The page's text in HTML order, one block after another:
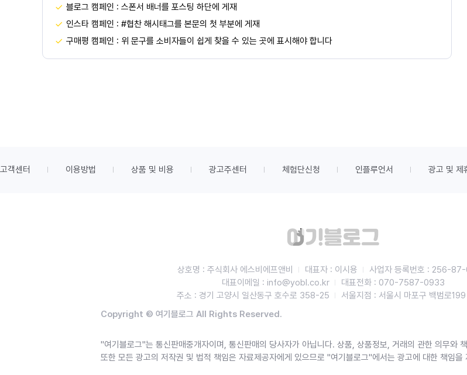
블로그 캠페인 : 스폰서 배너를 포스팅 하단에 게재
인스타 캠페인 : #협찬 해시태그를 본문의 첫 부분에 게재
구매평 캠페인 : 위 문구를 소비자들이 쉽게 찾을 수 있는 곳에 표시해야 합니다
고객센터 이용방법 상품 및 비용 광고주센터 체험단신청 인플루언서 광고 및 제
상호명 : 주식회사 에스비에프앤비 대표자 : 이시용
사업자 등록번호 : 256-
대표이메일 : info@yobl.co.kr
대표전화 : 070-7587-0933
주소 : 경기 고양시 일산동구 호수로 358-25
서울지점 : 서울시 마포구 백범로
Copyright © 여기블로그 All Rights Reserved.
"여기블로그"는 통신판매중개자이며, 통신판매의 당사자가 아닙니다. 상품, 상품정보, 거래의 관한 의무와
또한 모든 광고의 저작권 및 법적 책임은 자료제공자에게 있으므로 "여기블로그"에서는 광고에 대한 책임을